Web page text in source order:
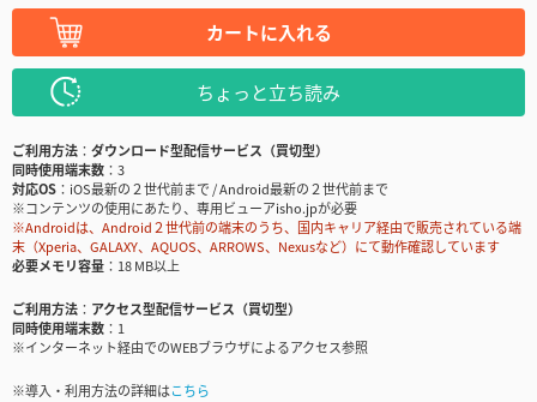
カートに入れる
ちょっと立ち読み
ご利用方法
ダウンロード型配信サービス（買切型）
同時使用端末数
3
対応OS
iOS最新の２世代前まで / Android最新の２世代前まで
※コンテンツの使用にあたり、専用ビューアisho.jpが必要
※Androidは、Android２世代前の端末のうち、国内キャリア経由で販売されている端
末（Xperia、GALAXY、AQUOS、ARROWS、Nexusなど）にて動作確認しています
必要メモリ容量
18 MB以上
ご利用方法
アクセス型配信サービス（買切型）
同時使用端末数
1
※インターネット経由でのWEBブラウザによるアクセス参照
※導入・利用方法の詳細はこちら